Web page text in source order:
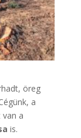
öreg
a
a
is.